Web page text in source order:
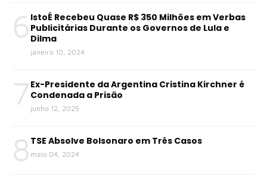
6 IstoÉ Recebeu Quase R$ 350 Milhões em Verbas
Publicitárias Durante os Governos de Lula e
Dilma
janeiro 10, 2024
7 Ex-Presidente da Argentina Cristina Kirchner é
Condenada a Prisão
junho 12, 2025
8 TSE Absolve Bolsonaro em Três Casos
maio 04, 2024